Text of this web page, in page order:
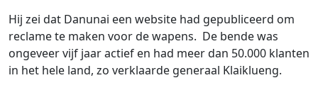
Hij zei dat Danunai een website had gepubliceerd om
reclame te maken voor de wapens. De bende was
ongeveer vijf jaar actief en had meer dan 50.000 klanten
in het hele land, zo verklaarde generaal Klaiklueng.